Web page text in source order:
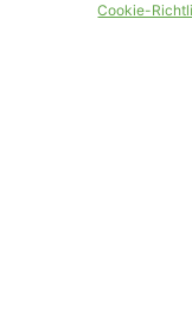
Cookie-